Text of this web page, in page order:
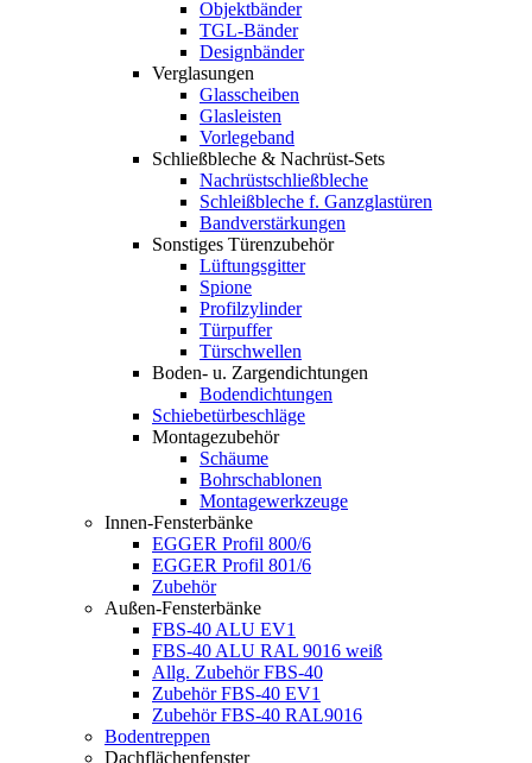
Objektbänder
TGL-Bänder
Designbänder
Verglasungen
Glasscheiben
Glasleisten
Vorlegeband
Schließbleche & Nachrüst-Sets
Nachrüstschließbleche
Schleißbleche f. Ganzglastüren
Bandverstärkungen
Sonstiges Türenzubehör
Lüftungsgitter
Spione
Profilzylinder
Türpuffer
Türschwellen
Boden- u. Zargendichtungen
Bodendichtungen
Schiebetürbeschläge
Montagezubehör
Schäume
Bohrschablonen
Montagewerkzeuge
Innen-Fensterbänke
EGGER Profil 800/6
EGGER Profil 801/6
Zubehör
Außen-Fensterbänke
FBS-40 ALU EV1
FBS-40 ALU RAL 9016 weiß
Allg. Zubehör FBS-40
Zubehör FBS-40 EV1
Zubehör FBS-40 RAL9016
Bodentreppen
Dachflächenfenster